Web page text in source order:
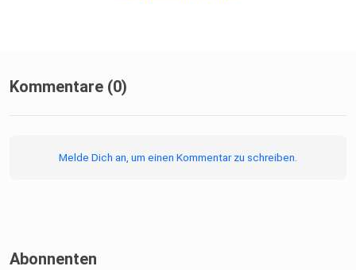
Kommentare (0)
Melde Dich an, um einen Kommentar zu schreiben.
Abonnenten